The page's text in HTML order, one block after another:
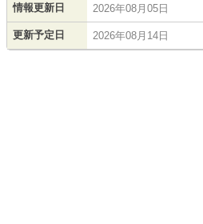
情報更新日 2026年08月05日
更新予定日 2026年08月14日